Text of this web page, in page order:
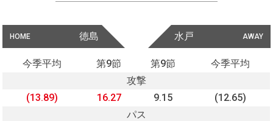
HOME 徳島 AWAY
水戸
今季平均 第9節 第9節
今季平均
攻撃
(13.89)
16.27 9.15
(12.65)
パス